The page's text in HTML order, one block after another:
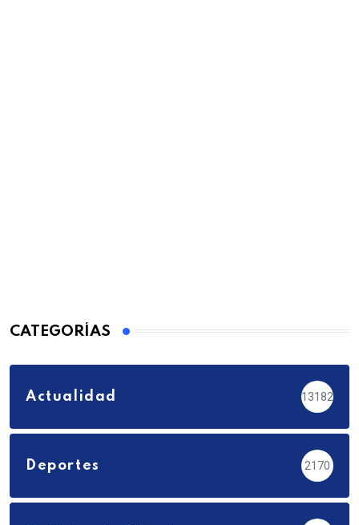
CATEGORÍAS
Actualidad 13182
Deportes 2170